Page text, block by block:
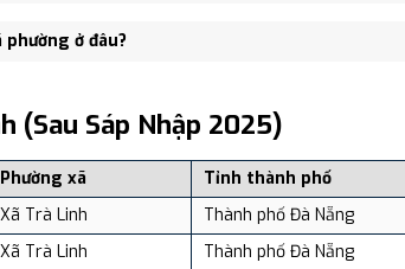
Mật độ dân số: Khoảng 44.81 người/km²
ở đâu?
(sau Sáp Nhập 2025)
Phường xã
Tỉnh thành phố
Xã Trà Linh
Thành phố Đà Nẵng
Xã Trà Linh
Thành phố Đà Nẵng